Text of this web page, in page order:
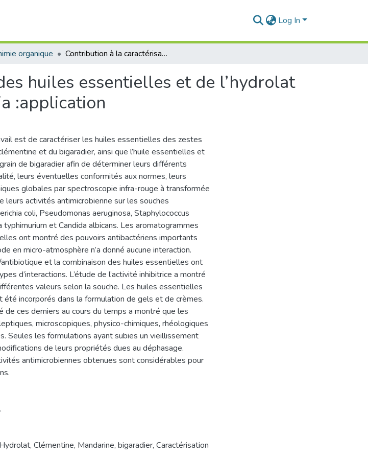
Log In
organique Contribution à la caractérisation des huiles essentielles et de l’hydrolat de quelques agrumes de la Mitidja :application
huiles essentielles et de l’hydrolat
:application
est de caractériser les huiles essentielles des zestes
et du bigaradier, ainsi que l’huile essentielles et
de bigaradier afin de déterminer leurs différents
leurs éventuelles conformités aux normes, leurs
globales par spectroscopie infra-rouge à transformée
leurs activités antimicrobienne sur les souches
coli, Pseudomonas aeruginosa, Staphylococcus
typhimurium et Candida albicans. Les aromatogrammes
ont montré des pouvoirs antibactériens importants
en micro-atmosphère n’a donné aucune interaction.
antibiotique et la combinaison des huiles essentielles ont
d’interactions. L’étude de l’activité inhibitrice a montré
valeurs selon la souche. Les huiles essentielles
été incorporés dans la formulation de gels et de crèmes.
de ces derniers au cours du temps a montré que les
microscopiques, physico-chimiques, rhéologiques
Seules les formulations ayant subies un vieillissement
de leurs propriétés dues au déphasage.
antimicrobiennes obtenues sont considérables pour
Hydrolat, Clémentine, Mandarine, bigaradier, Caractérisation